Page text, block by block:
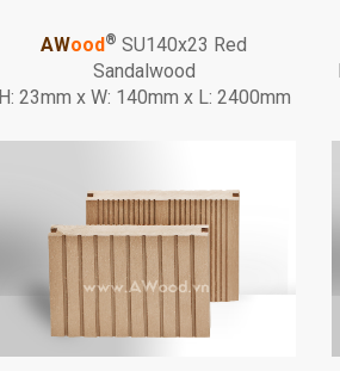
AWood ® SU140x23 Red
Sandalwood
H: 23mm x W: 140mm x L: 2400mm